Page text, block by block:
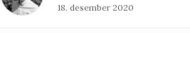
18. desember 2020